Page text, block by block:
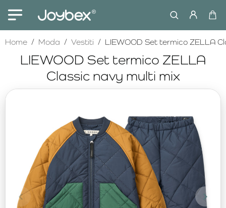
LIEWOOD Set termico ZELLA
Classic navy multi mix
HomehomeModa Vestiti LIEWOOD Set termico ZELLA